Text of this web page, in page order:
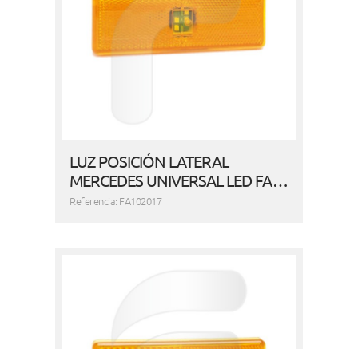
LUZ POSICIÓN LATERAL
MERCEDES UNIVERSAL LED FA…
Referencia: FA102017